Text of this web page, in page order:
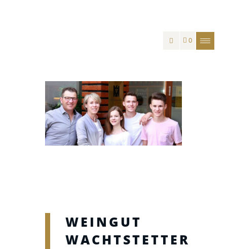
0
WEINGUT
WACHTSTETTER